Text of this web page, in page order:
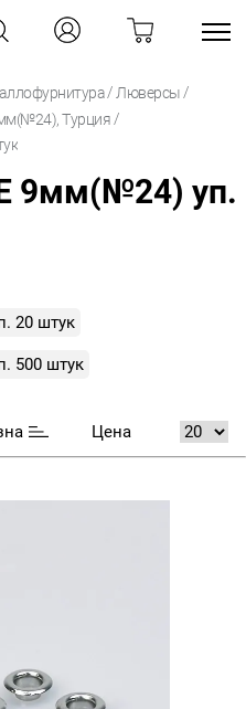
/ Люверсы /
Турция /
9мм(№24) уп.
20 штук
500 штук
Цена